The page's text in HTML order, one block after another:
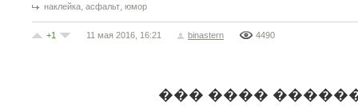
наклейка, асфальт, юмор
+1 11 мая 2016, 16:21 binastern 4490
��� ����